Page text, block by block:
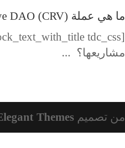
ما هي عملة (CRV) Curve DAO وما أهداف مشاريعها
مشاريعها؟ ...
من تصميمThemes